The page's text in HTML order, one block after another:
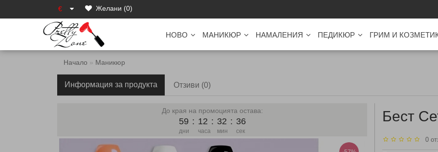
€ Желани (0)
НОВО МАНИКЮР НАМАЛЕНИЯ ПЕДИКЮР ГРИМ И
Начало Маникюр
Информация за продукта Отзиви (0)
До края на промоцията остава:
59
дни
: 12
часа
: 32
мин
: 35
сек
Бест
0